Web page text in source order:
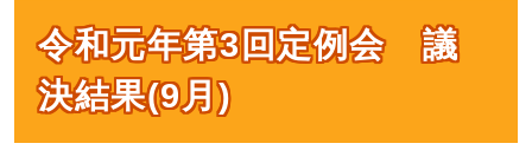
令和元年第3回定例会 議
決結果(9月)